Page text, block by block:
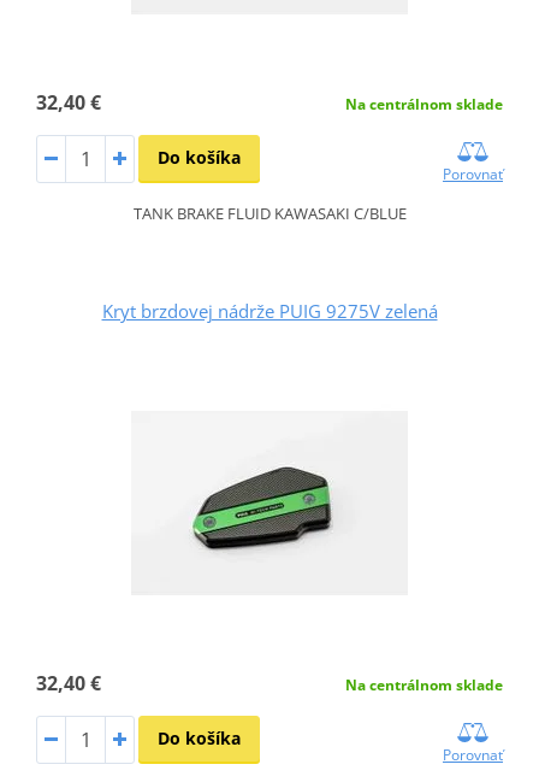
32,40 € Na centrálnom sklade
Do košíka
Porovnať
TANK BRAKE FLUID KAWASAKI C/BLUE
Kryt brzdovej nádrže PUIG 9275V zelená
32,40 € Na centrálnom sklade
Do košíka
Porovnať